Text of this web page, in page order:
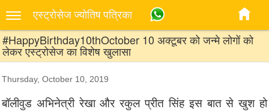
एस्‍ट्रोसेज ज्‍योतिष पत्रिका
#HappyBirthday10thOctober 10 अक्टूबर को जन्मे लोगों को
लेकर एस्ट्रोसेज का विशेष खुलासा
Thursday, October 10, 2019
बॉलीवुड अभिनेत्री रेखा और रकुल प्रीत सिंह इस बात से खुश हो